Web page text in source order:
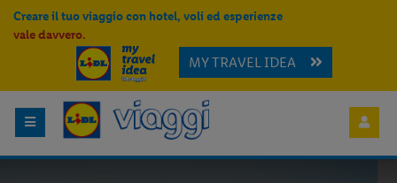
Creare il tuo viaggio con hotel, voli ed esperienze
vale davvero.
MY TRAVEL IDEA